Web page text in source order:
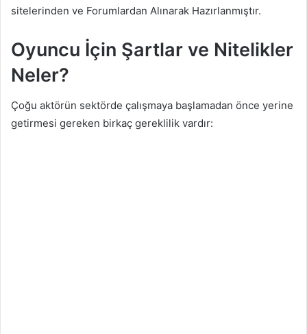
sitelerinden ve Forumlardan Alınarak Hazırlanmıştır.
Oyuncu İçin Şartlar ve Nitelikler
Neler?
Çoğu aktörün sektörde çalışmaya başlamadan önce yerine
getirmesi gereken birkaç gereklilik vardır: